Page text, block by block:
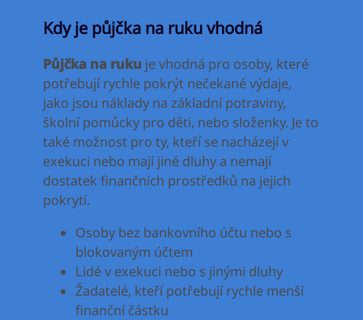
Kdy je půjčka na ruku vhodná
Půjčka na ruku je vhodná pro osoby, které
potřebují rychle pokrýt nečekané výdaje,
jako jsou náklady na základní potraviny,
školní pomůcky pro děti, nebo složenky. Je to
také možnost pro ty, kteří se nacházejí v
exekuci nebo mají jiné dluhy a nemají
dostatek finančních prostředků na jejich
pokrytí.
Osoby bez bankovního účtu nebo s
blokovaným účtem
Lidé v exekuci nebo s jinými dluhy
Žadatelé, kteří potřebují rychle menší
finanční částku